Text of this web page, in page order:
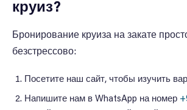
круиз?
Бронирование круиза на закате
безстрессово:
Посетите наш сайт, чтобы изучить
Напишите нам в WhatsApp на номер